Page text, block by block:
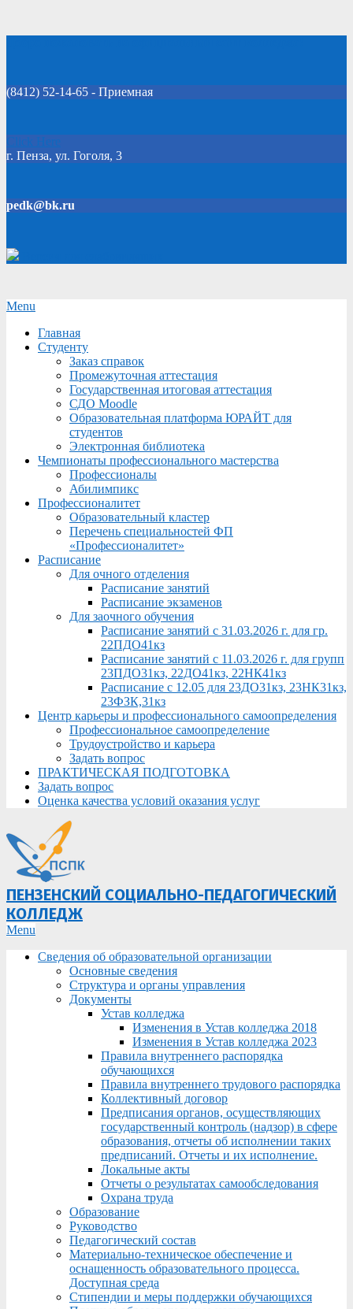
(8412) 52-14-65 - Приемная
Click Here
г. Пенза, ул. Гоголя, 3
pedk@bk.ru
Secondary
Menu
Menu
Главная
Студенту
Заказ справок
Промежуточная аттестация
Государственная итоговая аттестация
СДО Moodle
Образовательная платформа ЮРАЙТ для
студентов
Электронная библиотека
Чемпионаты профессионального мастерства
Профессионалы
Абилимпикс
Профессионалитет
Образовательный кластер
Перечень специальностей ФП
«Профессионалитет»
Расписание
Для очного отделения
Расписание занятий
Расписание экзаменов
Для заочного обучения
Расписание занятий с 31.03.2026 г. для гр.
22ПДО41кз
Расписание занятий с 11.03.2026 г. для групп
23ПДО31кз, 22ДО41кз, 22НК41кз
Расписание с 12.05 для 23ДО31кз, 23НК31кз,
23ФЗК,31кз
Центр карьеры и профессионального самоопределения
Профессиональное самоопределение
Трудоустройство и карьера
Задать вопрос
ПРАКТИЧЕСКАЯ ПОДГОТОВКА
Задать вопрос
Оценка качества условий оказания услуг
ПЕНЗЕНСКИЙ СОЦИАЛЬНО-ПЕДАГОГИЧЕСКИЙ
КОЛЛЕДЖ
Primary
Menu
Menu
Сведения об образовательной организации
Основные сведения
Структура и органы управления
Документы
Устав колледжа
Изменения в Устав колледжа 2018
Изменения в Устав колледжа 2023
Правила внутреннего распорядка
обучающихся
Правила внутреннего трудового распорядка
Коллективный договор
Предписания органов, осуществляющих
государственный контроль (надзор) в сфере
образования, отчеты об исполнении таких
предписаний. Отчеты и их исполнение.
Локальные акты
Отчеты о результатах самообследования
Охрана труда
Образование
Руководство
Педагогический состав
Материально-техническое обеспечение и
оснащенность образовательного процесса.
Доступная среда
Стипендии и меры поддержки обучающихся